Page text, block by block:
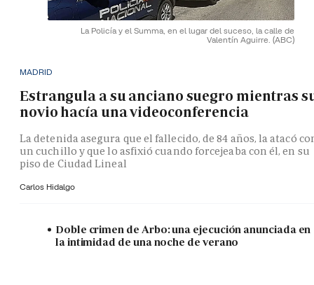
La Policía y el Summa, en el lugar del suceso, la calle de
Valentín Aguirre. (ABC)
MADRID
Estrangula a su anciano suegro mientras
novio hacía una videoconferencia
La detenida asegura que el fallecido, de 84 años, la atacó
un cuchillo y que lo asfixió cuando forcejeaba con él, en su
piso de Ciudad Lineal
Carlos Hidalgo
Doble crimen de Arbo: una ejecución anunciada en
la intimidad de una noche de verano